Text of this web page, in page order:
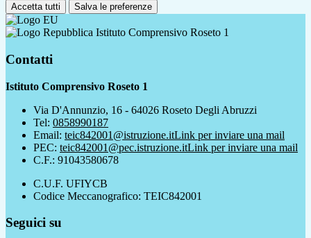
Accetta tutti Salva le preferenze
Istituto Comprensivo Roseto 1
Contatti
Istituto Comprensivo Roseto 1
Via D'Annunzio, 16 - 64026 Roseto Degli Abruzzi
Tel: 0858990187
Email: teic842001@istruzione.itLink per inviare una mail
PEC: teic842001@pec.istruzione.itLink per inviare una mail
C.F.: 91043580678
C.U.F. UFIYCB
Codice Meccanografico: TEIC842001
Seguici su